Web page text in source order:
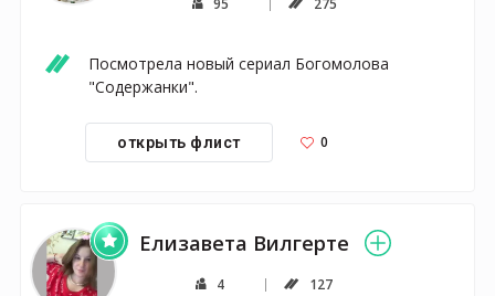
95 275
Посмотрела новый сериал Богомолова
"Содержанки".
открыть флист 0
Елизавета Вилгерте
4 127